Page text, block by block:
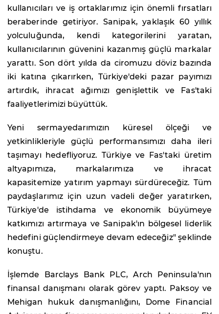
kullanıcıları ve iş ortaklarımız için önemli fırsatları
beraberinde getiriyor. Sanipak, yaklaşık 60 yıllık
yolculuğunda, kendi kategorilerini yaratan,
kullanıcılarının güvenini kazanmış güçlü markalar
yarattı. Son dört yılda da ciromuzu döviz bazında
iki katına çıkarırken, Türkiye'deki pazar payımızı
artırdık, ihracat ağımızı genişlettik ve Fas'taki
faaliyetlerimizi büyüttük.
Yeni sermayedarımızın küresel ölçeği ve
yetkinlikleriyle güçlü performansımızı daha ileri
taşımayı hedefliyoruz. Türkiye ve Fas'taki üretim
altyapımıza, markalarımıza ve ihracat
kapasitemize yatırım yapmayı sürdüreceğiz. Tüm
paydaşlarımız için uzun vadeli değer yaratırken,
Türkiye'de istihdama ve ekonomik büyümeye
katkımızı artırmaya ve Sanipak'ın bölgesel liderlik
hedefini güçlendirmeye devam edeceğiz" şeklinde
konuştu.
İşlemde Barclays Bank PLC, Arch Peninsula'nın
finansal danışmanı olarak görev yaptı. Paksoy ve
Mehigan hukuk danışmanlığını, Dome Financial